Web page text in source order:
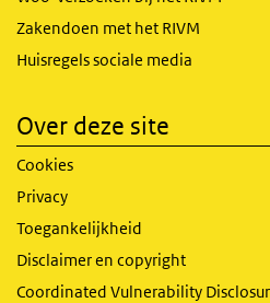
Zakendoen met het RIVM
Huisregels sociale media
Over deze site
Cookies
Privacy
Toegankelijkheid
Disclaimer en copyright
Coordinated Vulnerability